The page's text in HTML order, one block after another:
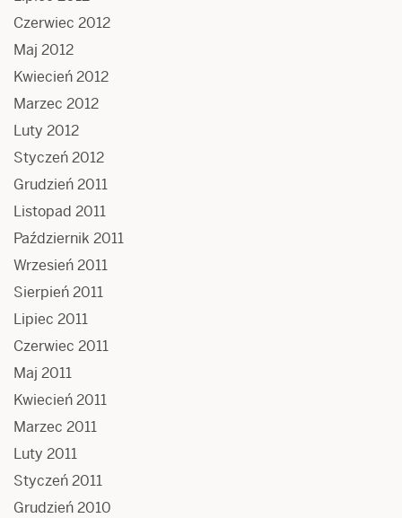
Czerwiec 2012
Maj 2012
Kwiecień 2012
Marzec 2012
Luty 2012
Styczeń 2012
Grudzień 2011
Listopad 2011
Październik 2011
Wrzesień 2011
Sierpień 2011
Lipiec 2011
Czerwiec 2011
Maj 2011
Kwiecień 2011
Marzec 2011
Luty 2011
Styczeń 2011
Grudzień 2010